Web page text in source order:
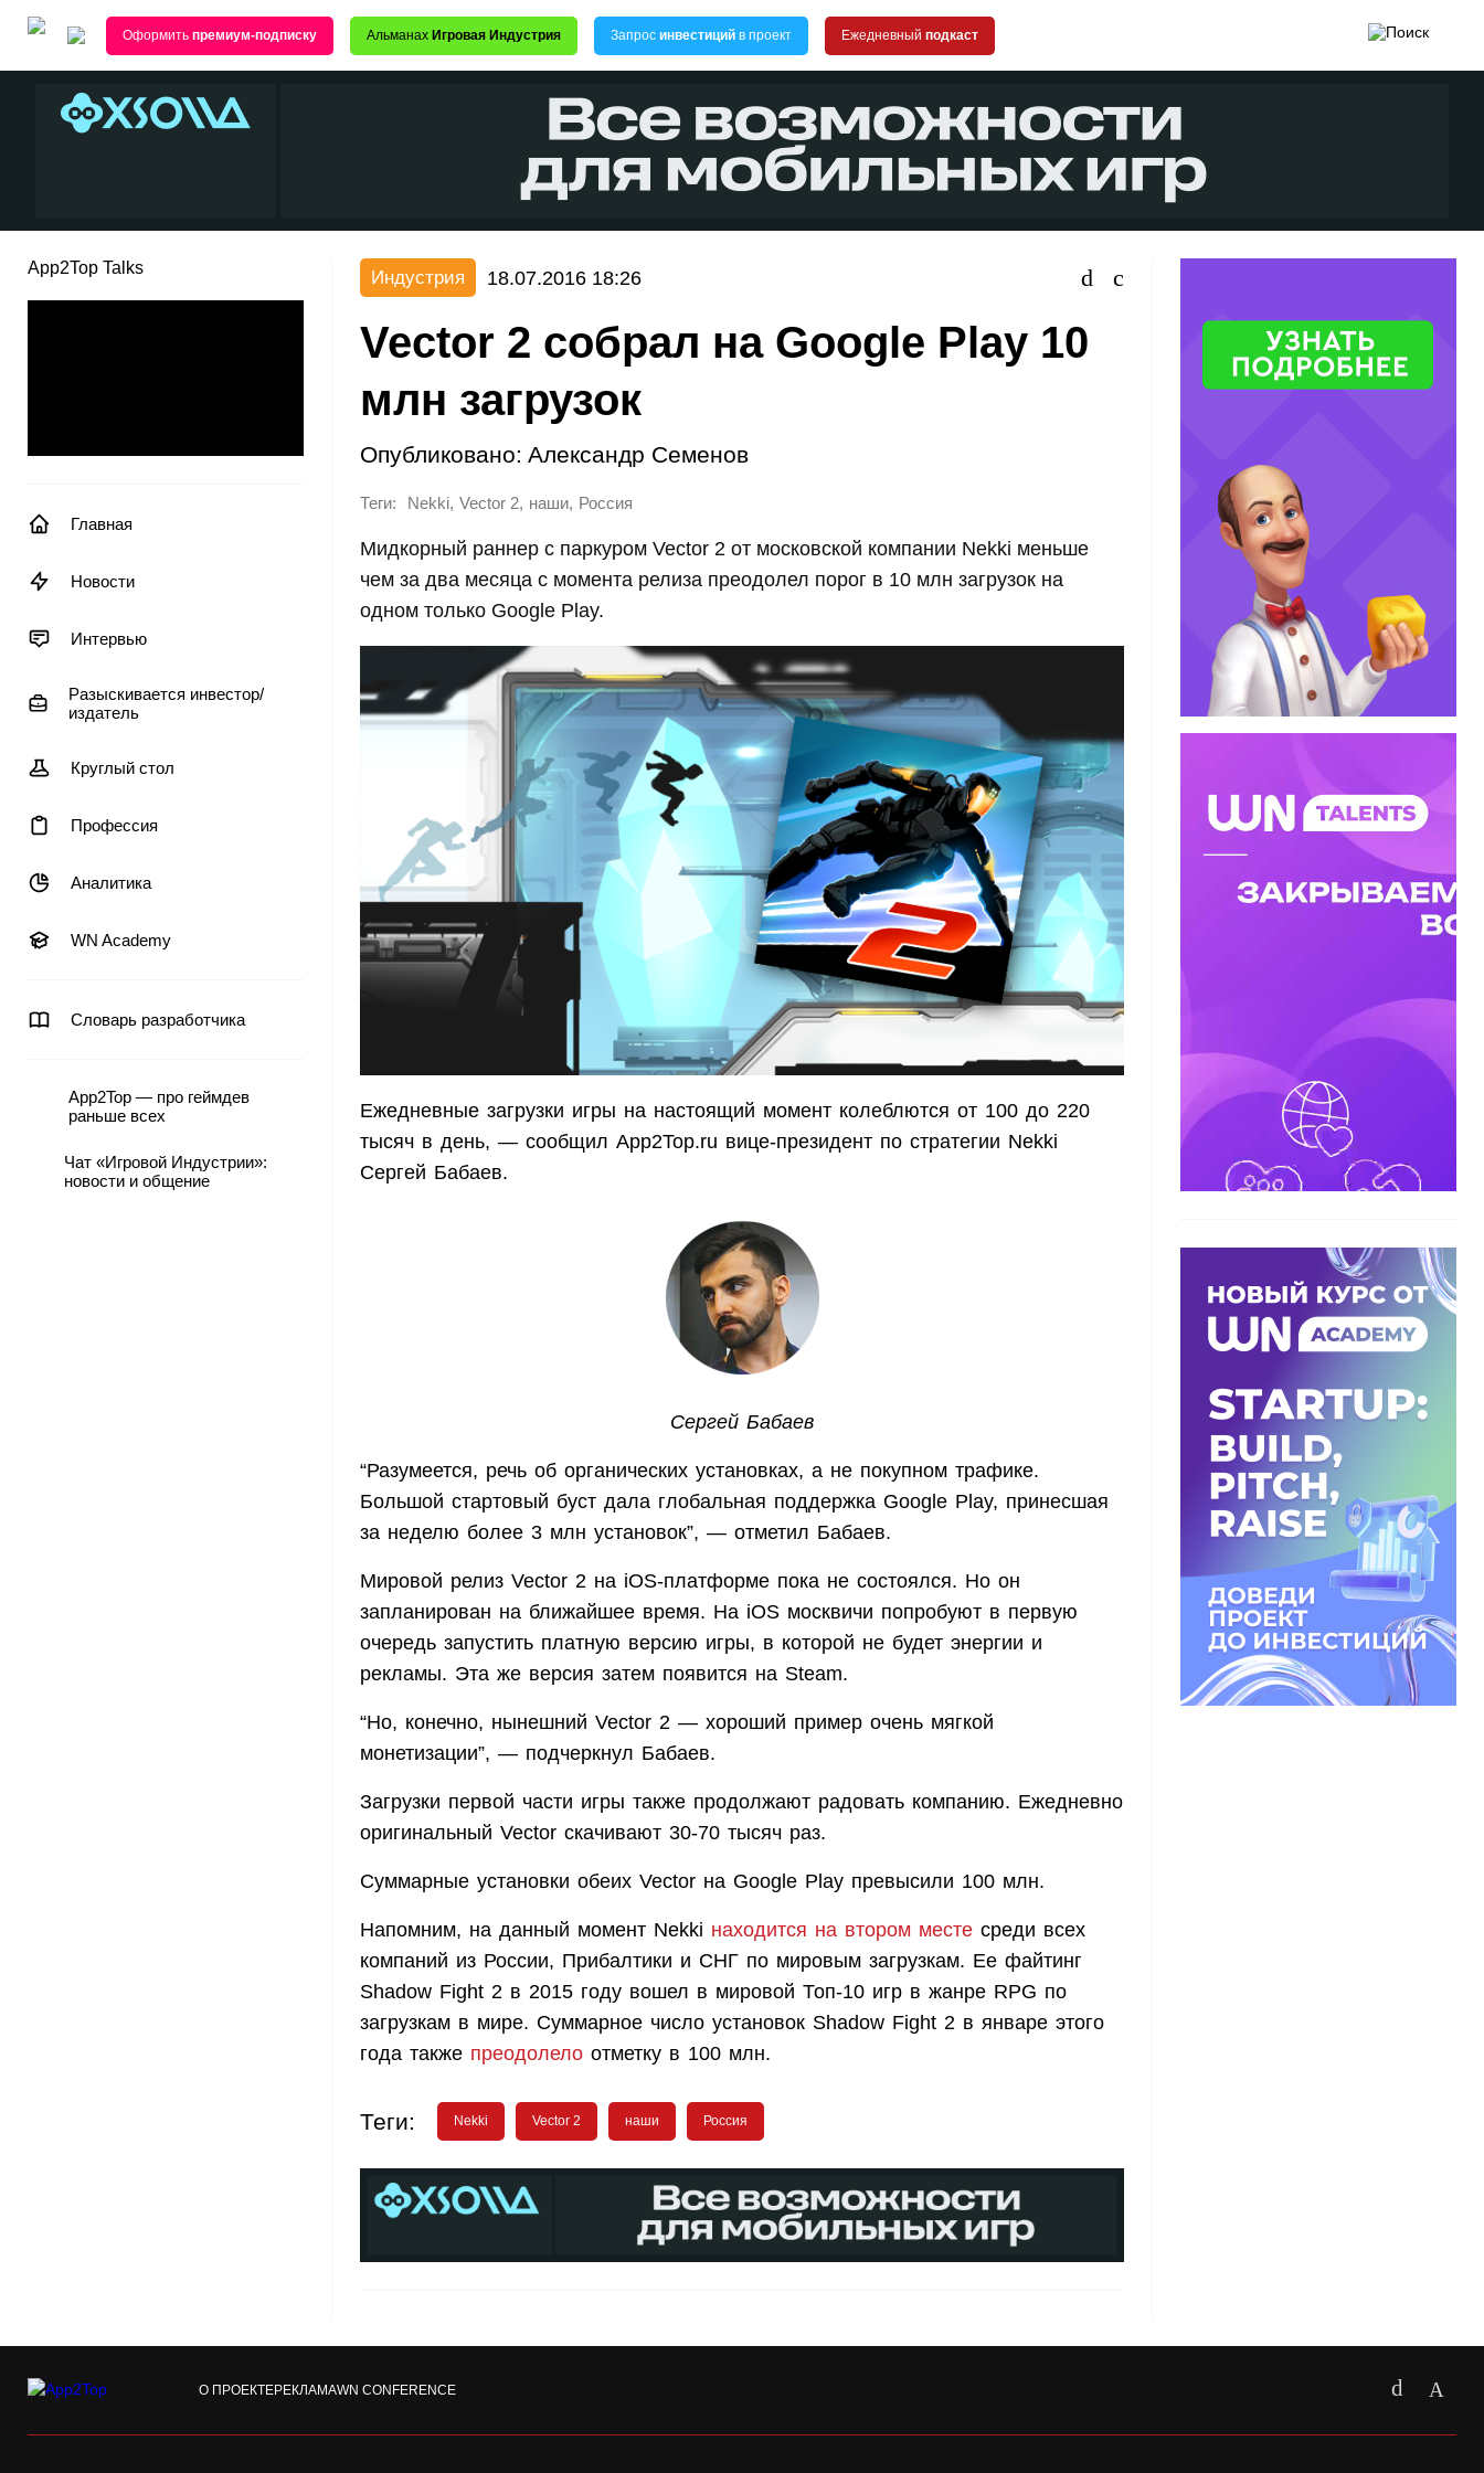
Оформить премиум-подписку Альманах Игровая Индустрия Запрос инвестиций в проект Ежедневный подкаст
App2Top Talks
Главная
Новости
Интервью
Разыскивается инвестор/
издатель
Круглый стол
Профессия
Аналитика
WN Academy
Словарь разработчика
App2Top — про геймдев
раньше всех
Чат «Игровой Индустрии»:
новости и общение
Индустрия 18.07.2016 18:26
Vector 2 собрал на Google Play 10
млн загрузок
Опубликовано: Александр Семенов
Теги: Nekki, Vector 2, наши, Россия
Мидкорный раннер с паркуром Vector 2 от московской компании Nekki меньше
чем за два месяца с момента релиза преодолел порог в 10 млн загрузок на
одном только Google Play.
Ежедневные загрузки игры на настоящий момент колеблются от 100 до 220
тысяч в день, — сообщил App2Top.ru вице-президент по стратегии Nekki
Сергей Бабаев.
Сергей Бабаев
“Разумеется, речь об органических установках, а не покупном трафике.
Большой стартовый буст дала глобальная поддержка Google Play, принесшая
за неделю более 3 млн установок”, — отметил Бабаев.
Мировой релиз Vector 2 на iOS-платформе пока не состоялся. Но он
запланирован на ближайшее время. На iOS москвичи попробуют в первую
очередь запустить платную версию игры, в которой не будет энергии и
рекламы. Эта же версия затем появится на Steam.
“Но, конечно, нынешний Vector 2 — хороший пример очень мягкой
монетизации”, — подчеркнул Бабаев.
Загрузки первой части игры также продолжают радовать компанию. Ежедневно
оригинальный Vector скачивают 30-70 тысяч раз.
Суммарные установки обеих Vector на Google Play превысили 100 млн.
Напомним, на данный момент Nekki находится на втором месте среди всех
компаний из России, Прибалтики и СНГ по мировым загрузкам. Ее файтинг
Shadow Fight 2 в 2015 году вошел в мировой Топ-10 игр в жанре RPG по
загрузкам в мире. Суммарное число установок Shadow Fight 2 в январе этого
года также преодолело отметку в 100 млн.
Теги: Nekki Vector 2 наши Россия
О ПРОЕКТЕРЕКЛАМАWN CONFERENCE